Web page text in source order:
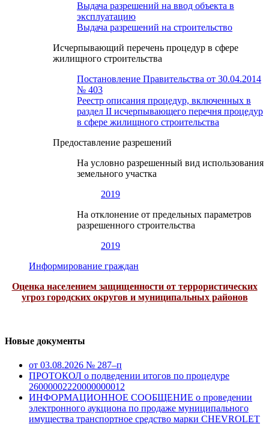
Выдача разрешений на ввод объекта в
эксплуатацию
Выдача разрешений на строительство
Исчерпывающий перечень процедур в сфере
жилищного строительства
Постановление Правительства от 30.04.2014
№ 403
Реестр описания процедур, включенных в
раздел II исчерпывающего перечня процедур
в сфере жилищного строительства
Предоставление разрешений
На условно разрешенный вид использования
земельного участка
2019
На отклонение от предельных параметров
разрешенного строительства
2019
Информирование граждан
Оценка населением защищенности от террористических
угроз городских округов и муниципальных районов
Новые документы
от 03.08.2026 № 287–п
ПРОТОКОЛ о подведении итогов по процедуре
26000002220000000012
ИНФОРМАЦИОННОЕ СООБЩЕНИЕ о проведении
электронного аукциона по продаже муниципального
имущества транспортное средство марки CHEVROLET